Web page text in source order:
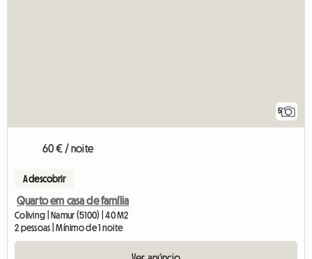
5
60 € / noite
A descobrir
Quarto em casa de família
Coliving | Namur (5100) | 40 M2
2 pessoas | Mínimo de 1 noite